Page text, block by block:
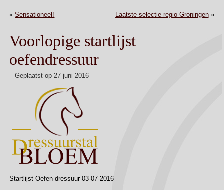
«Sensationeel! Laatste selectie regio Groningen»
Voorlopige startlijst
oefendressuur
Geplaatst op 27 juni 2016
Startlijst Oefen-dressuur 03-07-2016